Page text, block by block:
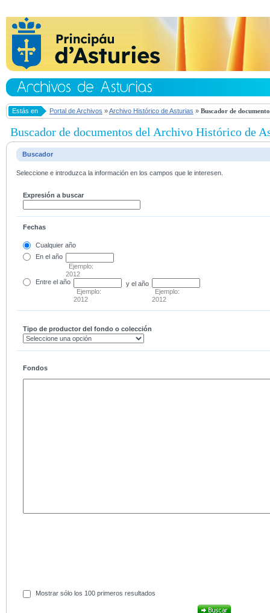
Estás en Portal de Archivos »Archivo Histórico de Asturias » Buscador de
Buscador de documentos del Archivo Histórico de
Buscador
Seleccione e introduzca la información en los campos que le interesen.
Expresión a buscar
Fechas
Cualquier año
En el año
Ejemplo:
2012
Entre el año
Ejemplo:
2012
y el año
Ejemplo:
2012
Tipo de productor del fondo o colección
Fondos
Mostrar sólo los 100 primeros resultados